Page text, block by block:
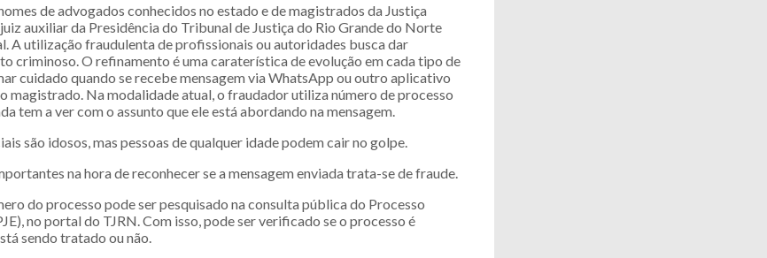
de advogados conhecidos no estado e de magistrados da Justiça
auxiliar da Presidência do Tribunal de Justiça do Rio Grande do Norte
A utilização fraudulenta de profissionais ou autoridades busca dar
criminoso. O refinamento é uma caraterística de evolução em cada tipo de
cuidado quando se recebe mensagem via WhatsApp ou outro aplicativo
o magistrado. Na modalidade atual, o fraudador utiliza número de processo
tem a ver com o assunto que ele está abordando na mensagem.
são idosos, mas pessoas de qualquer idade podem cair no golpe.
na hora de reconhecer se a mensagem enviada trata-se de fraude.
do processo pode ser pesquisado na consulta pública do Processo
no portal do TJRN. Com isso, pode ser verificado se o processo é
sendo tratado ou não.